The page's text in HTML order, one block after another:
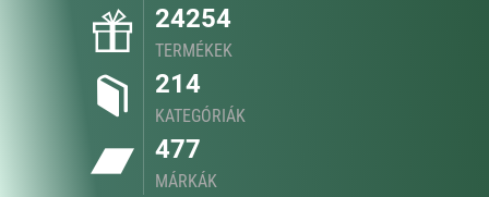
24254
TERMÉKEK
214
KATEGÓRIÁK
477
MÁRKÁK